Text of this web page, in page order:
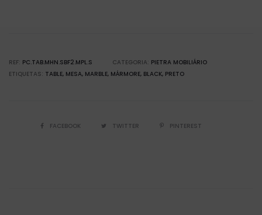
REF: PC.TAB.MHN.SBF2.MPL.S CATEGORIA: PIETRA MOBILIÁRIO
ETIQUETAS: TABLE MESA MARBLE MÁRMORE BLACK PRETO
FACEBOOK TWITTER PINTEREST